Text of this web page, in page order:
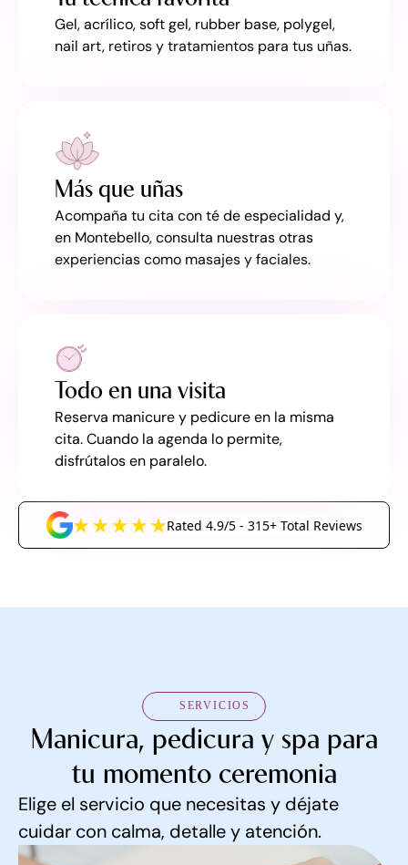
Gel, acrílico, soft gel, rubber base, polygel,
nail art, retiros y tratamientos para tus uñas.
Más que uñas
Acompaña tu cita con té de especialidad y,
en Montebello, consulta nuestras otras
experiencias como masajes y faciales.
Todo en una visita
Reserva manicure y pedicure en la misma
cita. Cuando la agenda lo permite,
disfrútalos en paralelo.
Rated 4.9/5 - 315+ Total Reviews
SERVICIOS
Manicura, pedicura y spa para
tu momento ceremonia
Elige el servicio que necesitas y déjate
cuidar con calma, detalle y atención.